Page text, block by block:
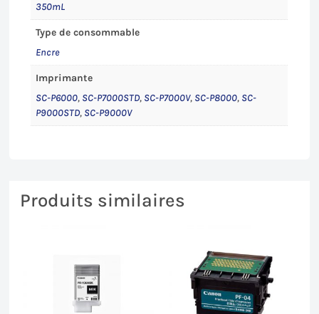
350mL
Type de consommable
Encre
Imprimante
SC-P6000, SC-P7000STD, SC-P7000V, SC-P8000, SC-
P9000STD, SC-P9000V
Produits similaires